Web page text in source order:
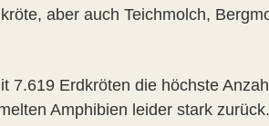
aber auch Teichmolch,
7.619 Erdkröten die höchste
Amphibien leider stark